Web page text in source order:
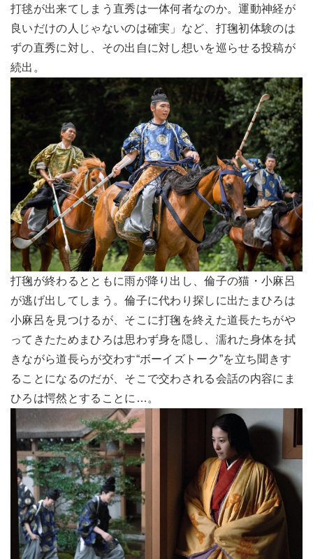
打毬が出来てしまう直秀は一体何者なのか。運動神経が
良いだけの人じゃないのは確実」など、打毱初体験のは
ずの直秀に対し、その出自に対し想いを巡らせる投稿が
続出。
打毱が終わるとともに雨が降り出し、倫子の猫・小麻呂
が逃げ出してしまう。倫子に代わり探しに出たまひろは
小麻呂を見つけるが、そこに打毱を終えた道長たちがや
ってきたためまひろは思わず身を隠し、濡れた身体を拭
きながら道長らが交わす“ボーイズトーク”を立ち聞きす
ることになるのだが、そこで交わされる会話の内容にま
ひろは愕然とすることに…。